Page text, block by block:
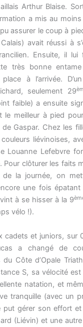
Arthur Blaise.
a mis au
assurer le coup à
avait réussi à
Ensuite, il lui
très bonne
place à l’arrivée.
seulement 29
faible) a ensuite
meilleur à pied pour
Gaspar. Chez les
liévinoises,
Louanne Lefebvre
Pour clôturer les faits
de la journée, on
une fois
à se hisser à la 9
vélo !).
cadets et juniors, sur
a changé de
du Côte d’Opale
S, sa vélocité
natation, et
tranquille (avec un
put gérer son effort et
(Liévin) et une